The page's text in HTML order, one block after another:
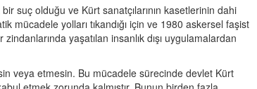
suç olduğu ve Kürt sanatçılarının kasetlerinin dahi
mücadele yolları tıkandığı için ve 1980 askersel faşist
yaşatılan insanlık dışı uygulamalardan
veya etmesin. Bu mücadele sürecinde devlet Kürt